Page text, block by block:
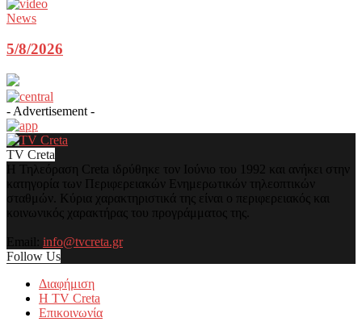
News
5/8/2026
- Advertisement -
TV Creta
Η Τηλεόραση Creta ιδρύθηκε τον Ιούνιο του 1992 και ανήκει στην
κατηγορία των Περιφερειακών Ενημερωτικών τηλεοπτικών
σταθμών. Κύρια χαρακτηριστικά της είναι ο περιφερειακός και
κοινωνικός χαρακτήρας του προγράμματος της.
Email: info@tvcreta.gr
Follow Us
Διαφήμιση
Η TV Creta
Επικοινωνία